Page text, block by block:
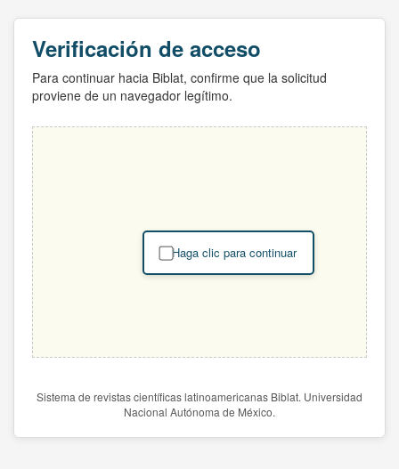
Verificación de acceso
Para continuar hacia Biblat, confirme que la solicitud
proviene de un navegador legítimo.
Haga clic para continuar
Sistema de revistas científicas latinoamericanas Biblat. Universidad
Nacional Autónoma de México.